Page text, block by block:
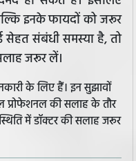
इनके फायदों को जरूर
संबंधी समस्या है, तो
जरूर लें।
के लिए हैं। इन सुझावों
प्रोफेशनल की सलाह के तौर
में डॉक्टर की सलाह जरूर